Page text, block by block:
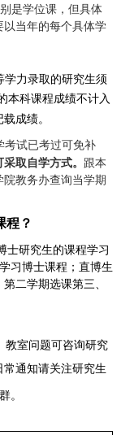
是学位课，但具体
当年的每个具体学
学力录取的研究生须
本科课程成绩不计入
成绩。
考试已考过可免补
取自学方式。 跟本
教务办查询当学期
程？
士研究生的课程学习
习博士课程；直博生
二学期选课第三、
教室问题可咨询研究
通知请关注研究生
。